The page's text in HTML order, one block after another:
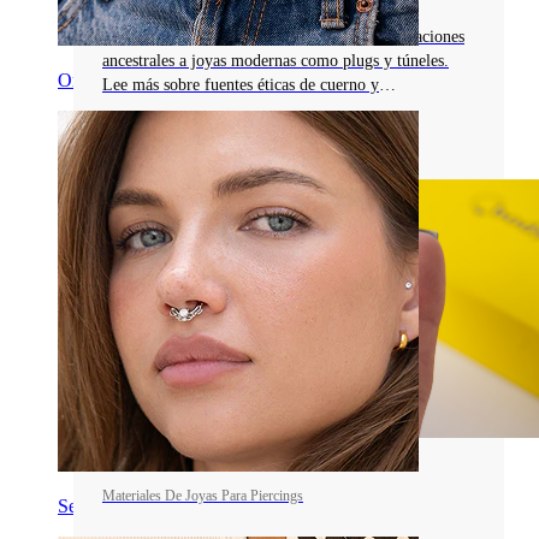
Ombligo
Septum
Descubre los piercings de cuerno, desde decoraciones
ancestrales a joyas modernas como plugs y túneles.
Lee más sobre fuentes éticas de cuerno y
sostenibilidad.
Leer más
Materiales De Joyas Para Piercings